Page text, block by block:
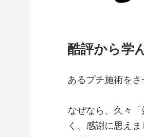
酷評から学
あるプチ施術を
なぜなら、久々
く、感謝に思え